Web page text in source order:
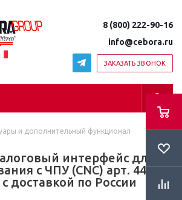
8 (800) 222-90-16
info@cebora.ru
ЗАКАЗАТЬ ЗВОНОК
и дополнительный функционал
интерфейс для
с ЧПУ (CNC) арт. 441
доставкой по России